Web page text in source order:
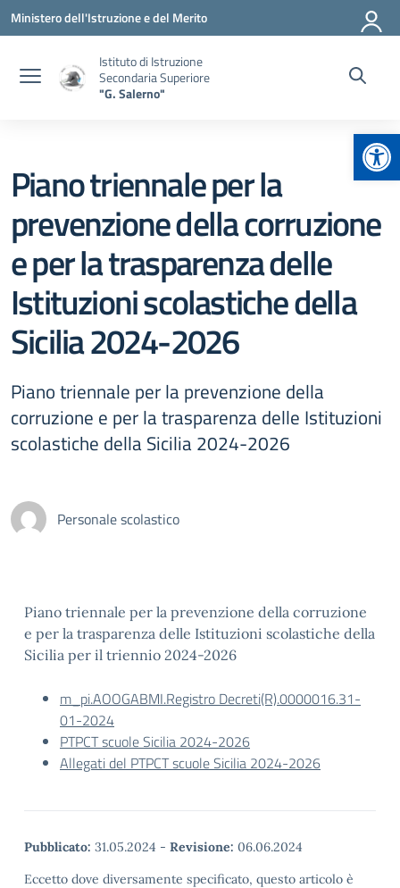
Vai ai contenuti
Vai al menu di navigazione
Vai al footer
Ministero dell'Istruzione e del Merito
Istituto di Istruzione
Secondaria Superiore
"G. Salerno"
Piano triennale per la
prevenzione della corruzione
e per la trasparenza delle
Istituzioni scolastiche della
Sicilia 2024-2026
Piano triennale per la prevenzione della
corruzione e per la trasparenza delle Istituzioni
scolastiche della Sicilia 2024-2026
Personale scolastico
Piano triennale per la prevenzione della corruzione
e per la trasparenza delle Istituzioni scolastiche della
Sicilia per il triennio 2024-2026
m_pi.AOOGABMI.Registro Decreti(R).0000016.31-
01-2024
PTPCT scuole Sicilia 2024-2026
Allegati del PTPCT scuole Sicilia 2024-2026
Pubblicato: 31.05.2024 - Revisione: 06.06.2024
Eccetto dove diversamente specificato, questo articolo è